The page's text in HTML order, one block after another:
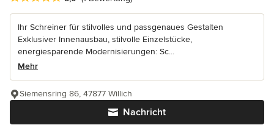
Ihr Schreiner für stilvolles und passgenaues Gestalten
Exklusiver Innenausbau, stilvolle Einzelstücke,
energiesparende Modernisierungen: Sc...
Mehr
Nachricht
Siemensring 86, 47877 Willich